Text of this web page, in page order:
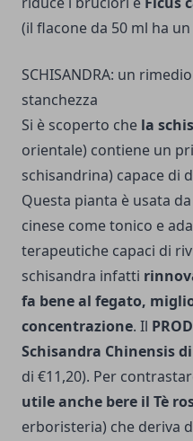
(il flacone da 50 ml ha
SCHISANDRA: un
stanchezza
Si è scoperto che la
orientale) contiene un
schisandrina) capace di
Questa pianta è usata
cinese come tonico e
terapeutiche capaci di
schisandra infatti
fa bene al fegato,
concentrazione. Il
Schisandra Chinensis
di €11,20). Per
utile anche bere il Tè
erboristeria) che deriva